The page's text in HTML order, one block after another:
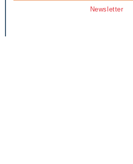
Newsletter